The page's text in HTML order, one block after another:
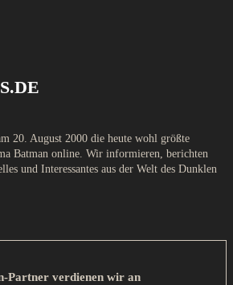
20. August 2000 die heute wohl größte
Batman online. Wir informieren, berichten
und Interessantes aus der Welt des Dunklen
Partner verdienen wir an